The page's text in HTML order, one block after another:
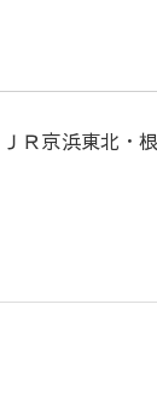
ＪＲ京浜東北・